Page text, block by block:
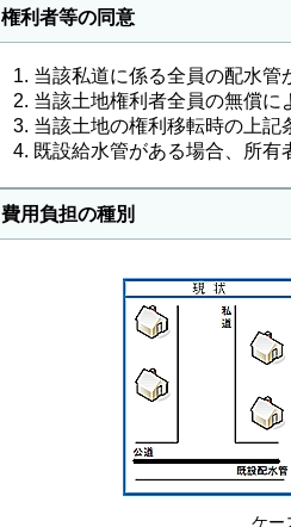
権利者等の同意
当該私道に係る全員の配水管
当該土地権利者全員の無償
当該土地の権利移転時の上記
既設給水管がある場合、所有
費用負担の種別
ケ